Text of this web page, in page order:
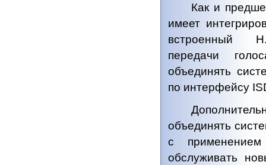
Как и
имеет
встроенный
передачи
объединять
по интерфейсу
объединять
с
обслуживать